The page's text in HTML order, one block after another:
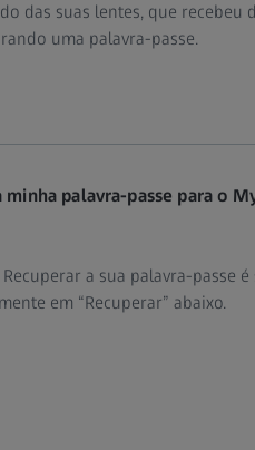
das suas lentes, que
uma palavra-passe.
minha palavra-passe para o
a sua palavra-passe
em “Recuperar” abaixo.